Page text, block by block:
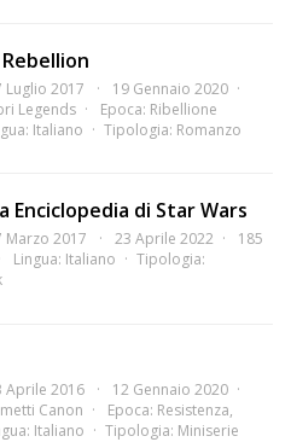
Luglio 2017
19 Gennaio 2020
Legends Epoca: Ribellione
Italiano Tipologia: Romanzo
Enciclopedia di Star Wars
Marzo 2017 23 Aprile 2022
185
Lingua: Italiano
Tipologia:
Aprile 2016
12 Gennaio 2020
Canon Epoca: Resistenza,
Italiano Tipologia: Miniserie